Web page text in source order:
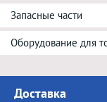
Запасные части
Оборудование для
Доставка